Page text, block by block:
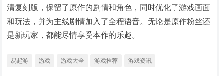
清复刻版，保留了原作的剧情和角色，同时优化了游戏画面
和玩法，并为主线剧情加入了全程语音。无论是原作粉丝还
是新玩家，都能尽情享受本作的乐趣。
易起游 游戏 游戏大全 游戏推荐 游戏资讯